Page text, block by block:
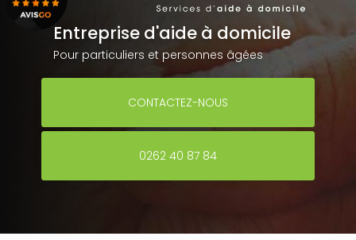
Entreprise d'aide à domicile
Pour particuliers et personnes âgées
CONTACTEZ-NOUS
0262 40 87 84
Voir le certificat